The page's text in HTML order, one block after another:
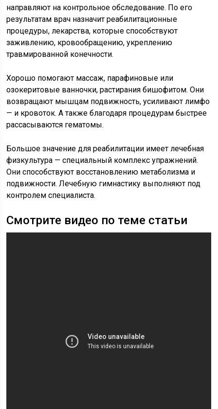
направляют на контрольное обследование. По его
результатам врач назначит реабилитационные
процедуры, лекарства, которые способствуют
заживлению, кровообращению, укреплению
травмированной конечности.
Хорошо помогают массаж, парафиновые или
озокеритовые ванночки, растирания бишофитом. Они
возвращают мышцам подвижность, усиливают лимфо
— и кровоток. А также благодаря процедурам быстрее
рассасываются гематомы.
Большое значение для реабилитации имеет лечебная
физкультура — специальный комплекс упражнений.
Они способствуют восстановлению метаболизма и
подвижности. Лечебную гимнастику выполняют под
контролем специалиста.
Смотрите видео по теме статьи